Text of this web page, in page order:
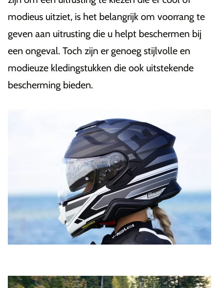
modieus uitziet, is het belangrijk om voorrang te
geven aan uitrusting die u helpt beschermen bij
een ongeval. Toch zijn er genoeg stijlvolle en
modieuze kledingstukken die ook uitstekende
bescherming bieden.